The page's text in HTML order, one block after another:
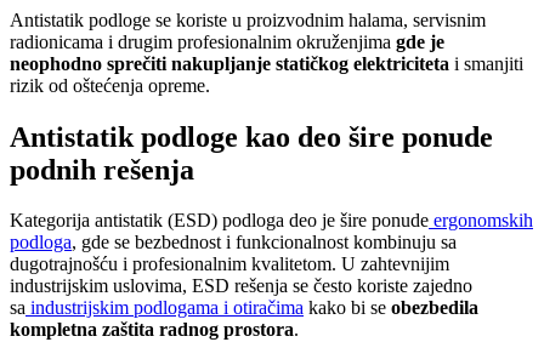
Antistatik podloge se koriste u proizvodnim halama, servisnim
radionicama i drugim profesionalnim okruženjima gde je
neophodno sprečiti nakupljanje statičkog elektriciteta i smanjiti
rizik od oštećenja opreme.
Antistatik podloge kao deo šire ponude
podnih rešenja
Kategorija antistatik (ESD) podloga deo je šire ponude ergonomskih
podloga, gde se bezbednost i funkcionalnost kombinuju sa
dugotrajnošću i profesionalnim kvalitetom. U zahtevnijim
industrijskim uslovima, ESD rešenja se često koriste zajedno
sa industrijskim podlogama i otiračima kako bi se obezbedila
kompletna zaštita radnog prostora.